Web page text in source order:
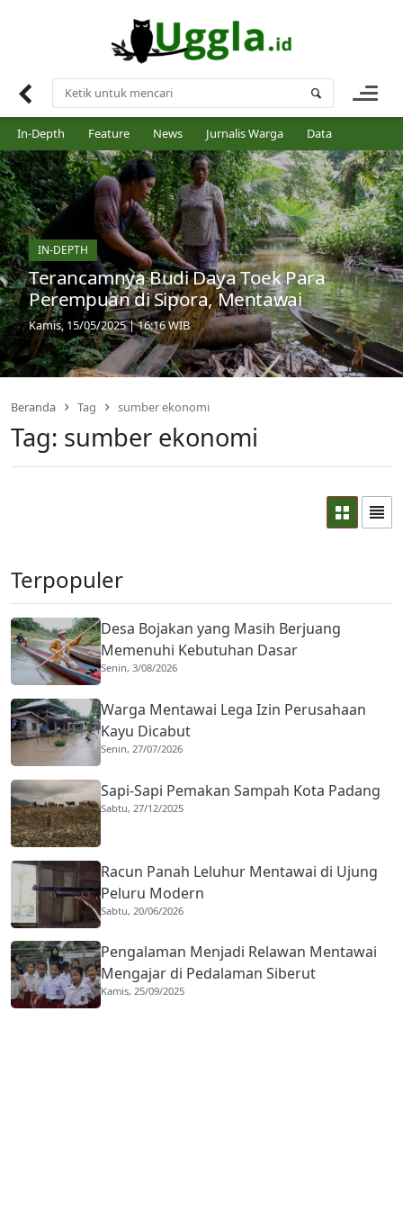
In-Depth Feature News Jurnalis Warga Data
IN-DEPTH
Terancamnya Budi Daya Toek Para
Perempuan di Sipora, Mentawai
Kamis, 15/05/2025 | 16:16 WIB
Beranda Tag sumber ekonomi
Tag: sumber ekonomi
Terpopuler
Desa Bojakan yang Masih Berjuang
Memenuhi Kebutuhan Dasar
Senin, 3/08/2026
Warga Mentawai Lega Izin Perusahaan
Kayu Dicabut
Senin, 27/07/2026
Sapi-Sapi Pemakan Sampah Kota Padang
Sabtu, 27/12/2025
Racun Panah Leluhur Mentawai di Ujung
Peluru Modern
Sabtu, 20/06/2026
Pengalaman Menjadi Relawan Mentawai
Mengajar di Pedalaman Siberut
Kamis, 25/09/2025